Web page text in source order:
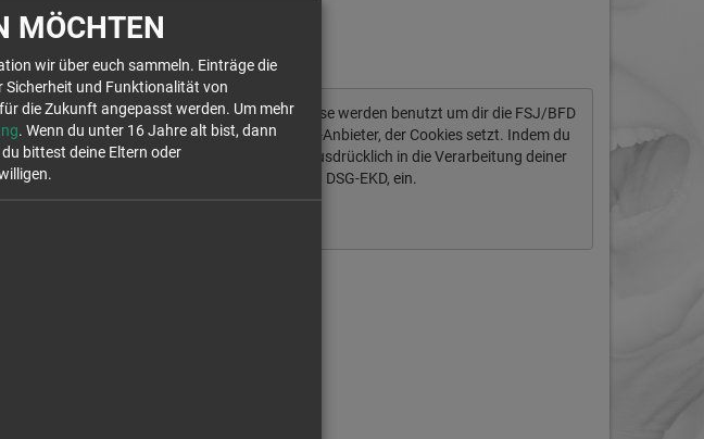
Ebenso die Ausgaben für Team-Nights etc.
von OpenStreetMap.org Kartendaten ab. Diese werden benutzt um dir die FSJ/BFD
Karte anzuzeigen. Es handelt sich um einen US-Anbieter, der Cookies setzt. Indem du
dieser Cookies zustimmst, willigst du auch ausdrücklich in die Verarbeitung deiner
Daten in den USA, laut § 10 Abs. 2 Nr. 1 DSG-EKD, ein.
MÖCHTEN
wir über euch sammeln. Einträge die
Sicherheit und Funktionalität von
die Zukunft angepasst werden. Um mehr
. Wenn du unter 16 Jahre alt bist, dann
bittest deine Eltern oder